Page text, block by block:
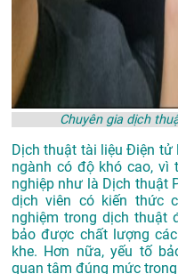
Chuyên gia dịch
Dịch thuật tài liệu Điện
ngành có độ khó cao, vì
nghiệp như là Dịch thuật
dịch viên có kiến thức
nghiệm trong dịch thuật
bảo được chất lượng
khe. Hơn nữa, yếu tố
quan tâm đúng mức